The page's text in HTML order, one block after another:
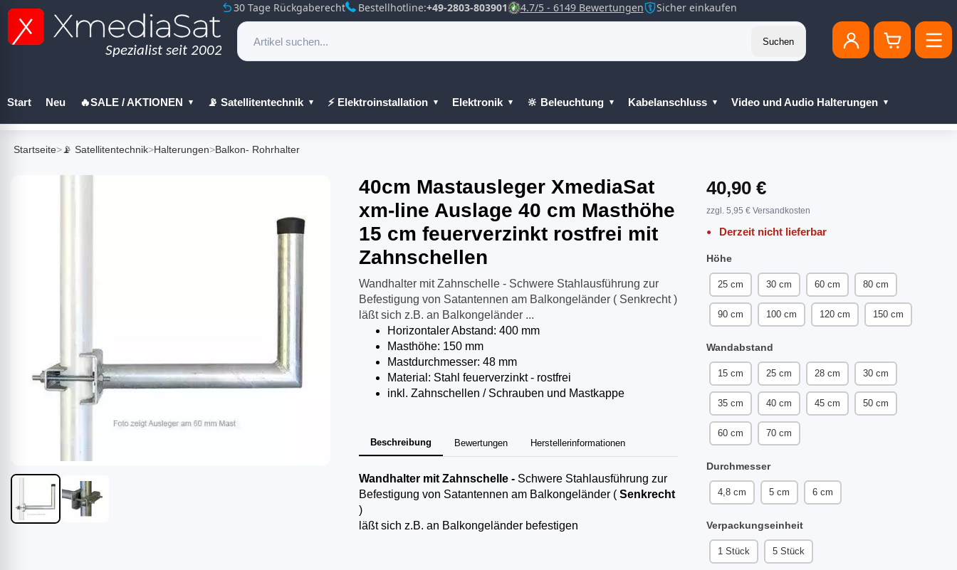
30 Tage Rückgaberecht Bestellhotline:+49-2803-803901 4.7/5 - 6149 Bewertungen Sicher einkaufen
Suchen
Start Neu 🔥SALE / AKTIONEN 📡 Satellitentechnik ⚡ Elektroinstallation Elektronik 🔆 Beleuchtung Kabelanschluss Video und Audio Halterungen
🔧 Werkzeug
Startseite>📡 Satellitentechnik>Halterungen>Balkon- Rohrhalter
40cm Mastausleger XmediaSat
xm-line Auslage 40 cm Masthöhe
15 cm feuerverzinkt rostfrei mit
Zahnschellen
Wandhalter mit Zahnschelle - Schwere Stahlausführung zur
Befestigung von Satantennen am Balkongeländer ( Senkrecht )
läßt sich z.B. an Balkongeländer ...
Horizontaler Abstand: 400 mm
Masthöhe: 150 mm
Mastdurchmesser: 48 mm
Material: Stahl feuerverzinkt - rostfrei
inkl. Zahnschellen / Schrauben und Mastkappe
Beschreibung Bewertungen Herstellerinformationen
Wandhalter mit Zahnschelle - Schwere Stahlausführung zur
Befestigung von Satantennen am Balkongeländer ( Senkrecht
)
läßt sich z.B. an Balkongeländer befestigen
40,90 €
zzgl. 5,95 € Versandkosten
Derzeit nicht lieferbar
Höhe
25 cm 30 cm 60 cm 80 cm
90 cm 100 cm 120 cm 150 cm
Wandabstand
15 cm 25 cm 28 cm 30 cm
35 cm 40 cm 45 cm 50 cm
60 cm 70 cm
Durchmesser
4,8 cm 5 cm 6 cm
Verpackungseinheit
1 Stück 5 Stück